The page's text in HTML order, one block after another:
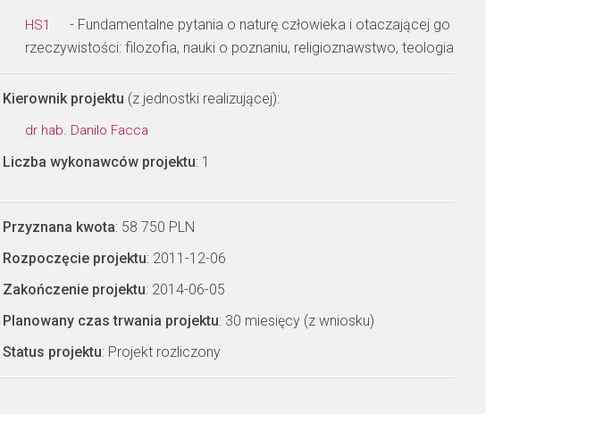
HS1
- Fundamentalne pytania o naturę człowieka i otaczającej go
rzeczywistości: filozofia, nauki o poznaniu, religioznawstwo, teologia
Kierownik projektu (z jednostki realizującej):
dr hab. Danilo Facca
Liczba wykonawców projektu: 1
Przyznana kwota: 58 750 PLN
Rozpoczęcie projektu: 2011-12-06
Zakończenie projektu: 2014-06-05
Planowany czas trwania projektu: 30 miesięcy (z wniosku)
Status projektu: Projekt rozliczony